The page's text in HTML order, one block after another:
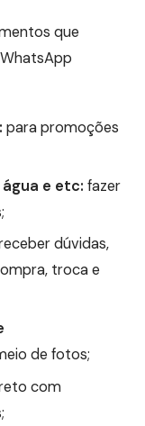
que
para promoções
e etc: fazer
dúvidas,
troca e
de fotos;
com